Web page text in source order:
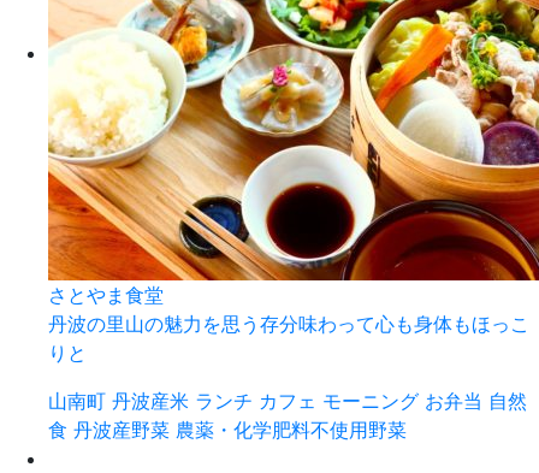
さとやま食堂
丹波の里山の魅力を思う存分味わって心も身体もほっこ
りと
山南町 丹波産米 ランチ カフェ モーニング お弁当 自然
食 丹波産野菜 農薬・化学肥料不使用野菜